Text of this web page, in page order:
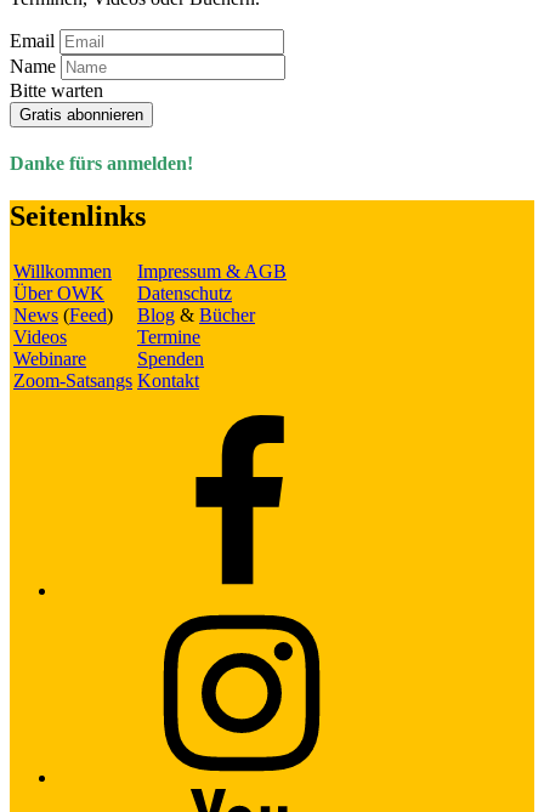
Email
Name
Bitte warten
Gratis abonnieren
Danke fürs anmelden!
Seitenlinks
Willkommen
Über OWK
News (Feed)
Videos
Webinare
Zoom-Satsangs
Impressum & AGB
Datenschutz
Blog & Bücher
Termine
Spenden
Kontakt